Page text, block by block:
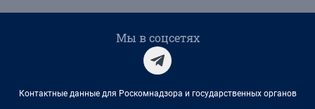
Мы в соцсетях
Контактные данные для Роскомнадзора и государственных органов